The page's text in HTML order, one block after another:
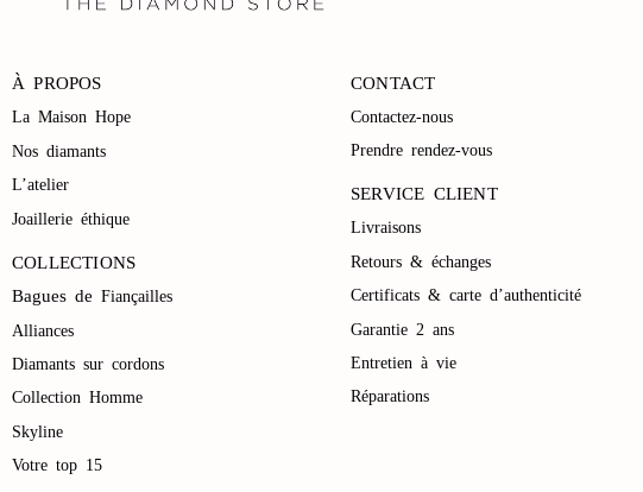
À PROPOS
La Maison Hope
Nos diamants
L’atelier
Joaillerie éthique
COLLECTIONS
Bagues de Fiançailles
Alliances
Diamants sur cordons
Collection Homme
Skyline
Votre top 15
CONTACT
Contactez-nous
Prendre rendez-vous
SERVICE CLIENT
Livraisons
Retours & échanges
Certificats & carte d’authenticité
Garantie 2 ans
Entretien à vie
Réparations